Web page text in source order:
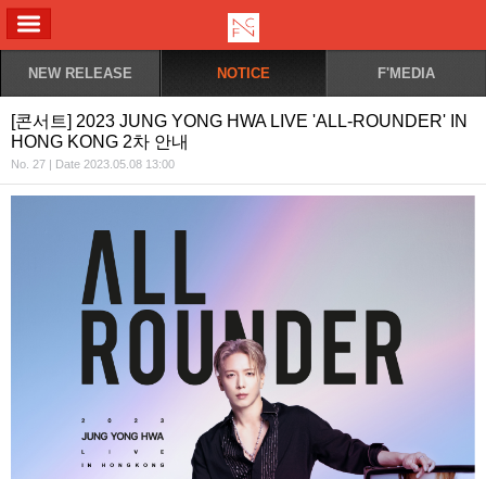
NEW RELEASE NOTICE F'MEDIA
[콘서트] 2023 JUNG YONG HWA LIVE 'ALL-ROUNDER' IN
HONG KONG 2차 안내
No. 27 | Date 2023.05.08 13:00